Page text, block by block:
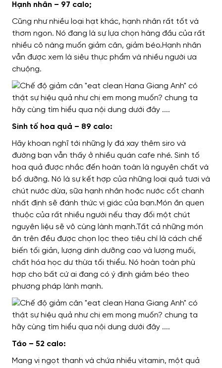
Hạnh nhân – 97 calo;
Cũng như nhiều loại hạt khác, hạnh nhân rất tốt và
thơm ngon. Nó đang là sự lựa chọn hàng đầu của rất
nhiều cô nàng muốn giảm cân, giảm béo.Hạnh nhân
vẫn được xem là siêu thực phẩm và nhiều người ưa
chuộng.
Sinh tố hoa quả – 89 calo:
Hãy khoan nghĩ tới những ly đá xay thêm siro và
đường bạn vẫn thấy ở nhiều quán cafe nhé. Sinh tố
hoa quả được nhắc đến hoàn toàn là nguyên chất và
bổ dưỡng. Nó là sự kết hợp của những loại quả tươi và
chút nước dừa, sữa hạnh nhân hoặc nước cốt chanh
nhất định sẽ đánh thức vị giác của bạn.Món ăn quen
thuộc của rất nhiều người nếu thay đối một chút
nguyên liệu sẽ vô cùng lành mạnh.Tất cả những món
ăn trên đều được chọn lọc theo tiêu chí là cách chế
biến tối giản, lượng dinh dưỡng cao và lượng muối,
chất hóa học dư thừa tối thiểu. Nó hoàn toàn phù
hợp cho bất cứ ai đang có ý định giảm béo theo
phương pháp lành mạnh.
Táo – 52 calo:
Mang vị ngọt thanh và chứa nhiều vitamin, một quả